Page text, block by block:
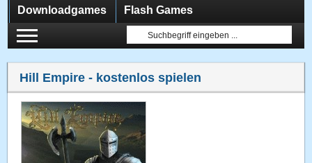
Downloadgames Flash Games
Hill Empire - kostenlos spielen